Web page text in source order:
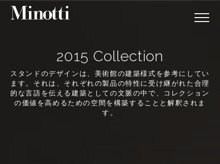
2015 Collection
スタンドのデザインは、美術館の建築様式を参考にしてい
ます。それは、それぞれの製品の特性に受け継がれた合理
的な言語を伝える建築としての文脈の中で、コレクション
の価値を高めるための空間を構築することと解釈されま
す。